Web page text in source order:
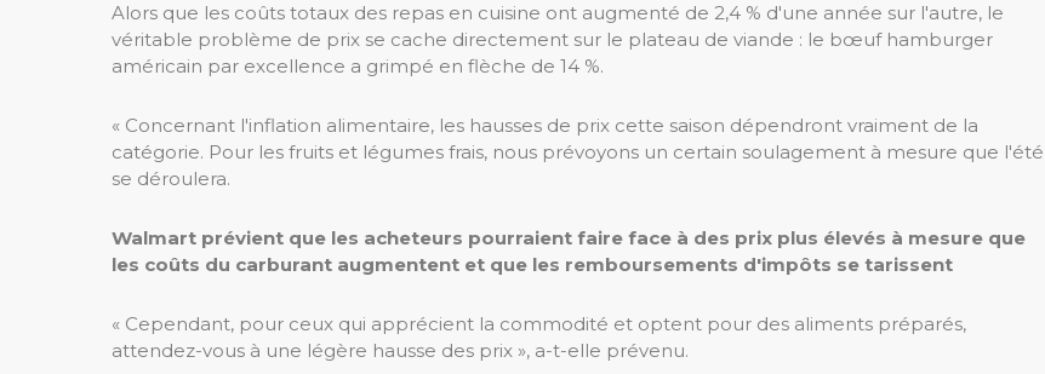
Alors que les coûts totaux des repas en cuisine ont augmenté de 2,4 % d'une année sur l'autre, le
véritable problème de prix se cache directement sur le plateau de viande : le bœuf hamburger
américain par excellence a grimpé en flèche de 14 %.
« Concernant l'inflation alimentaire, les hausses de prix cette saison dépendront vraiment de la
catégorie. Pour les fruits et légumes frais, nous prévoyons un certain soulagement à mesure que l'été
se déroulera.
Walmart prévient que les acheteurs pourraient faire face à des prix plus élevés à mesure que
les coûts du carburant augmentent et que les remboursements d'impôts se tarissent
« Cependant, pour ceux qui apprécient la commodité et optent pour des aliments préparés,
attendez-vous à une légère hausse des prix », a-t-elle prévenu.